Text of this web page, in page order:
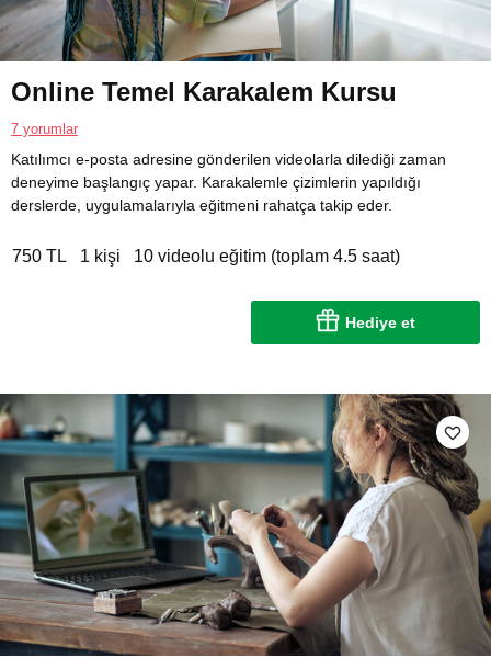
Online Temel Karakalem Kursu
7 yorumlar
Katılımcı e-posta adresine gönderilen videolarla dilediği zaman
deneyime başlangıç yapar. Karakalemle çizimlerin yapıldığı
derslerde, uygulamalarıyla eğitmeni rahatça takip eder.
750 TL 1 kişi 10 videolu eğitim (toplam 4.5 saat)
Hediye et